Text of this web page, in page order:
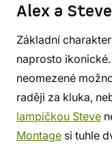
Alex a
Základní
naprosto
neomezené
raději za kluka,
lampičkou Steve
Montage si tuhle